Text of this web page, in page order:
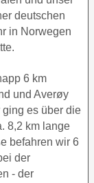
deutschen
in Norwegen
6 km
und Averøy
ging es über die
8,2 km lange
befahren wir 6
der
- der